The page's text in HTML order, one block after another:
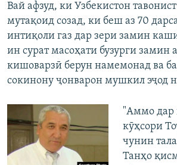
Вай афзуд, ки Узбекистон
мутақоид созад, ки беш аз 70
интиқоли газ дар зери замин
ин сурат масоҳати бузурги замин
кишоварзӣ берун намемонад ва
сокинону ҷонварон мушкил эҷод
"Аммо дар
кӯҳсори
чунин
Танҳо